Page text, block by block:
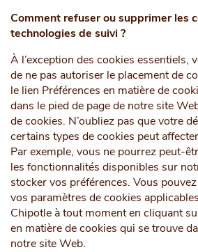
Comment refuser ou supprimer les
technologies de suivi ?
À l’exception des cookies essentiels,
de ne pas autoriser le placement de
le lien Préférences en matière de
dans le pied de page de notre site
de cookies. N’oubliez pas que votre
certains types de cookies peut
Par exemple, vous ne pourrez peut-
les fonctionnalités disponibles sur
stocker vos préférences. Vous
vos paramètres de cookies
Chipotle à tout moment en cliquant
en matière de cookies qui se trouve
notre site Web.